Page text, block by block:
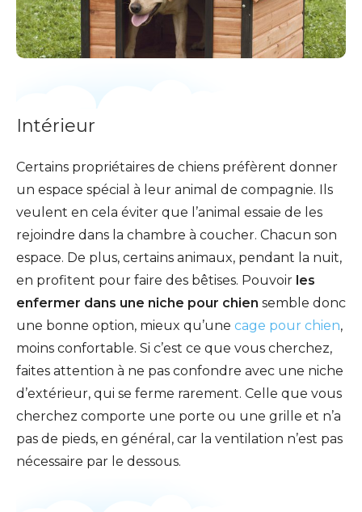
Intérieur
Certains propriétaires de chiens préfèrent donner
un espace spécial à leur animal de compagnie. Ils
veulent en cela éviter que l’animal essaie de les
rejoindre dans la chambre à coucher. Chacun son
espace. De plus, certains animaux, pendant la nuit,
en profitent pour faire des bêtises. Pouvoir les
enfermer dans une niche pour chien semble donc
une bonne option, mieux qu’une cage pour chien,
moins confortable. Si c’est ce que vous cherchez,
faites attention à ne pas confondre avec une niche
d’extérieur, qui se ferme rarement. Celle que vous
cherchez comporte une porte ou une grille et n’a
pas de pieds, en général, car la ventilation n’est pas
nécessaire par le dessous.